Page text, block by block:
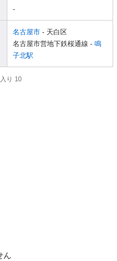
-
名古屋市 - 天白区
名古屋市営地下鉄桜通線 - 鳴
子北駅
り 10
ん